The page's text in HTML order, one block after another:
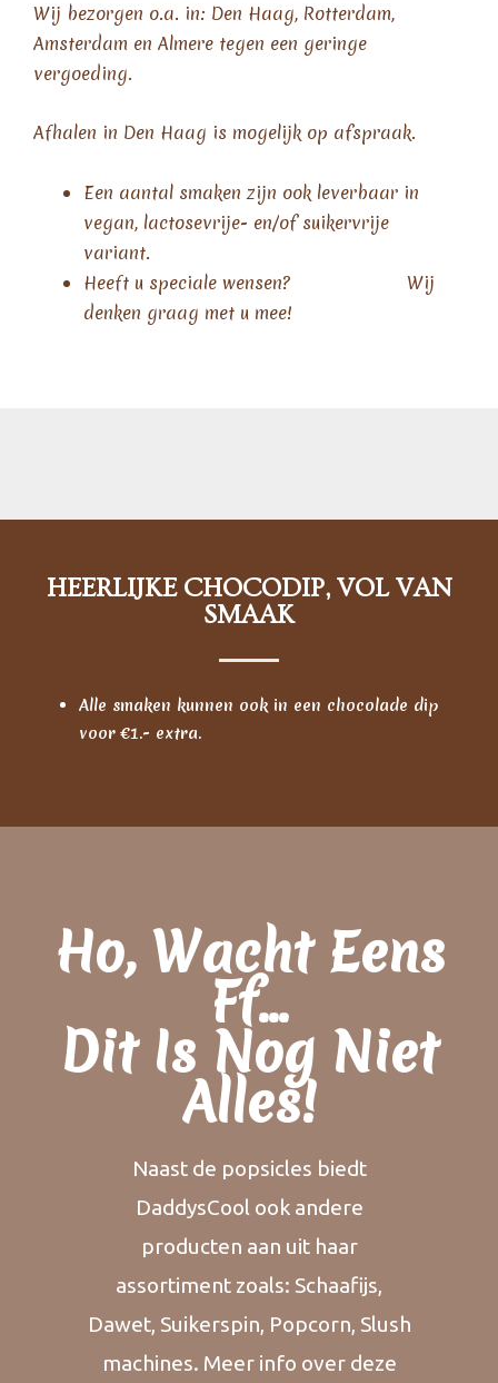
Wij bezorgen o.a. in: Den Haag, Rotterdam,
Amsterdam en Almere tegen een geringe
vergoeding.
Afhalen in Den Haag is mogelijk op afspraak.
Een aantal smaken zijn ook leverbaar in
vegan, lactosevrije- en/of suikervrije
variant.
Heeft u speciale wensen? Wij
denken graag met u mee!
HEERLIJKE CHOCODIP, VOL VAN
SMAAK
Alle smaken kunnen ook in een chocolade dip
voor €1.- extra.
Ho, Wacht Eens
Ff...
Dit Is Nog Niet
Alles!
Naast de popsicles biedt
DaddysCool ook andere
producten aan uit haar
assortiment zoals: Schaafijs,
Dawet, Suikerspin, Popcorn, Slush
machines. Meer info over deze